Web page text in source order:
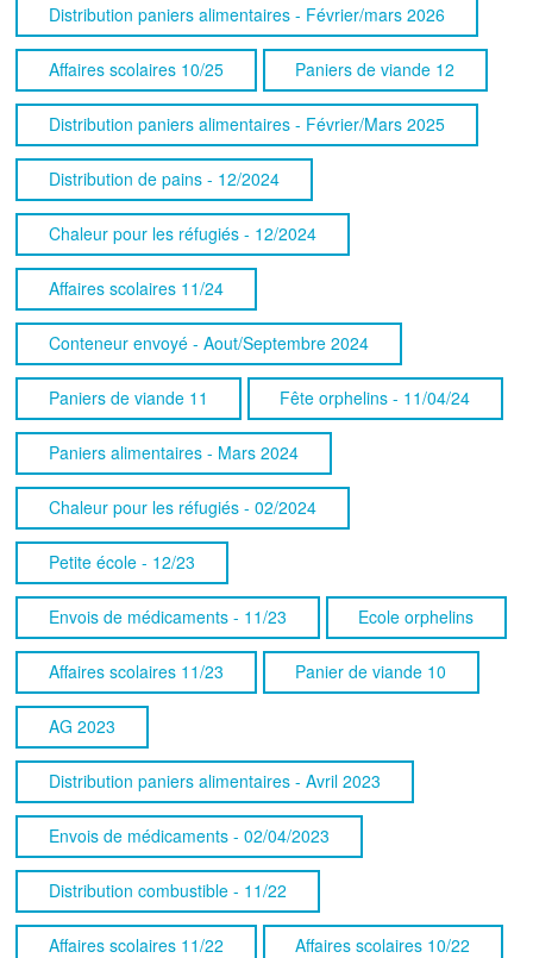
Distribution paniers alimentaires - Février/mars 2026
Affaires scolaires 10/25 Paniers de viande 12
Distribution paniers alimentaires - Février/Mars 2025
Distribution de pains - 12/2024
Chaleur pour les réfugiés - 12/2024
Affaires scolaires 11/24
Conteneur envoyé - Aout/Septembre 2024
Paniers de viande 11 Fête orphelins - 11/04/24
Paniers alimentaires - Mars 2024
Chaleur pour les réfugiés - 02/2024
Petite école - 12/23
Envois de médicaments - 11/23 Ecole orphelins
Affaires scolaires 11/23 Panier de viande 10
AG 2023
Distribution paniers alimentaires - Avril 2023
Envois de médicaments - 02/04/2023
Distribution combustible - 11/22
Affaires scolaires 11/22 Affaires scolaires 10/22